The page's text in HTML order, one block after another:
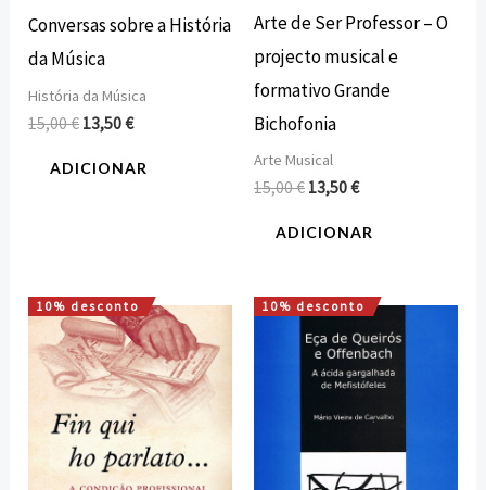
Conversas sobre a História
da Música
História da Música
15,00€ 13,50€
ADICIONAR
Arte de Ser Professor – O
projecto musical e
formativo Grande
Bichofonia
Arte Musical
15,00€ 13,50€
ADICIONAR
10% desconto
O
preço
original
era:
18,00 €.
O
preço
atual
é:
16,20 €.
10% desconto
O
preço
original
era:
O
preço
atual
é: